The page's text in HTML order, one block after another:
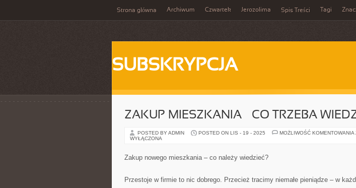
Strona główna Archiwum Czwartek Jerozolima Spis Treści Tagi
SUBSKRYPCJA
ZAKUP MIESZKANIA – CO TRZEBA
POSTED BY ADMIN POSTED ON LIS - 19 - 2025 MOŻLIWOŚĆ KOMENTOWANIA
WYŁĄCZONA
Zakup nowego mieszkania – co należy wiedzieć?
Przestoje w firmie to nic dobrego. Przecież tracimy niemałe pieniądze – w